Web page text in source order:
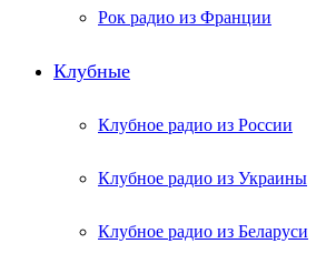
Рок радио из Франции
Клубные
Клубное радио из России
Клубное радио из Украины
Клубное радио из Беларуси